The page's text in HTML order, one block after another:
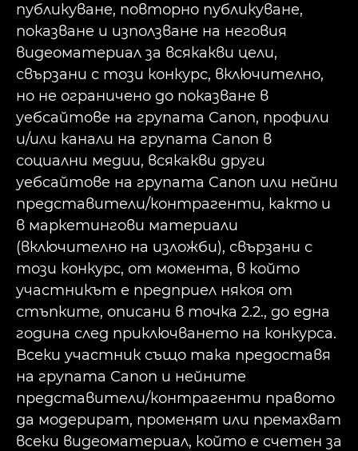
публикуване, повторно публикуване,
показване и използване на неговия
видеоматериал за всякакви цели,
свързани с този конкурс, включително,
но не ограничено до показване в
уебсайтове на групата Canon, профили
и/или канали на групата Canon в
социални медии, всякакви други
уебсайтове на групата Canon или нейни
представители/контрагенти, както и
в маркетингови материали
(включително на изложби), свързани с
този конкурс, от момента, в който
участникът е предприел някоя от
стъпките, описани в точка 2.2., до една
година след приключването на конкурса.
Всеки участник също така предоставя
на групата Canon и нейните
представители/контрагенти правото
да модерират, променят или премахват
всеки видеоматериал, който е счетен за